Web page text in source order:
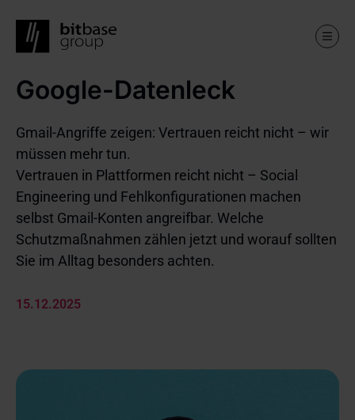
Skip
content
Google-Datenleck
Gmail-Angriffe zeigen: Vertrauen reicht nicht – wir
müssen mehr tun.
Vertrauen in Plattformen reicht nicht – Social
Engineering und Fehlkonfigurationen machen
selbst Gmail-Konten angreifbar. Welche
Schutzmaßnahmen zählen jetzt und worauf sollten
Sie im Alltag besonders achten.
15.12.2025